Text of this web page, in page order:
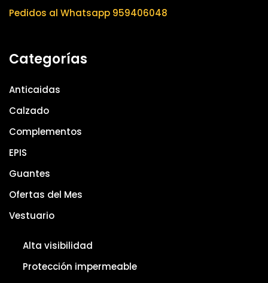
Pedidos al Whatsapp 959406048
Categorías
Anticaidas
Calzado
Complementos
EPIS
Guantes
Ofertas del Mes
Vestuario
Alta visibilidad
Protección impermeable